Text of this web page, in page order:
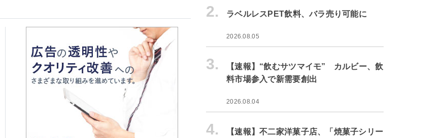
2. ラベルレスPET飲料、バラ売り可能に
2026.08.05
3.
【速報】“飲むサツマイモ” カルビー、飲
料市場参入で新需要創出
2026.08.04
4.
【速報】不二家洋菓子店、「焼菓子シリー